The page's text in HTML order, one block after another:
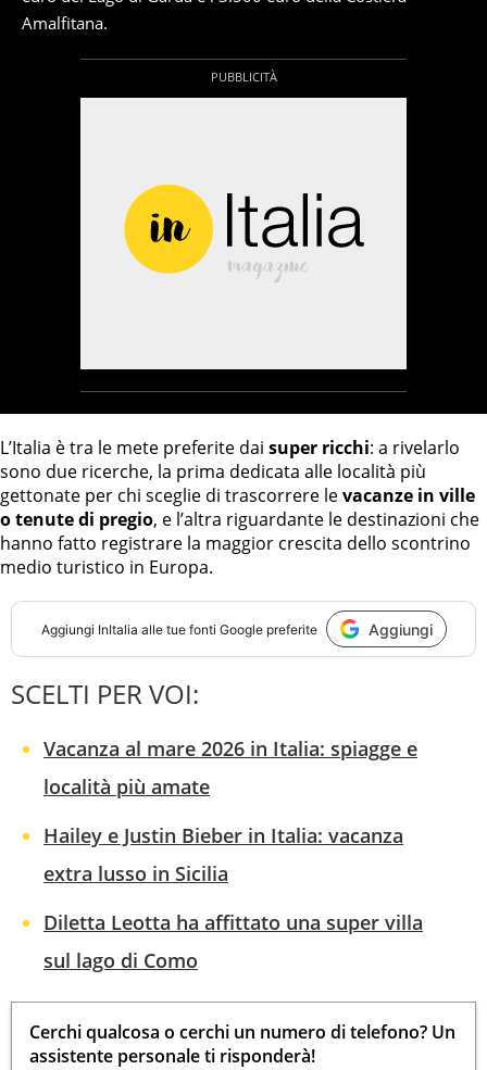
Amalfitana.
L’Italia è tra le mete preferite dai super ricchi: a rivelarlo
sono due ricerche, la prima dedicata alle località più
gettonate per chi sceglie di trascorrere levacanze in ville
o tenute di pregio, e l’altra riguardante le destinazioni che
hanno fatto registrare la maggior crescita dello scontrino
medio turistico in Europa.
Aggiungi InItalia alle tue fonti Google preferite Aggiungi
SCELTI PER VOI:
Vacanza al mare 2026 in Italia: spiagge e
località più amate
Hailey e Justin Bieber in Italia: vacanza
extra lusso in Sicilia
Diletta Leotta ha affittato una super villa
sul lago di Como
Cerchi qualcosa o cerchi un numero di telefono? Un
assistente personale ti risponderà!